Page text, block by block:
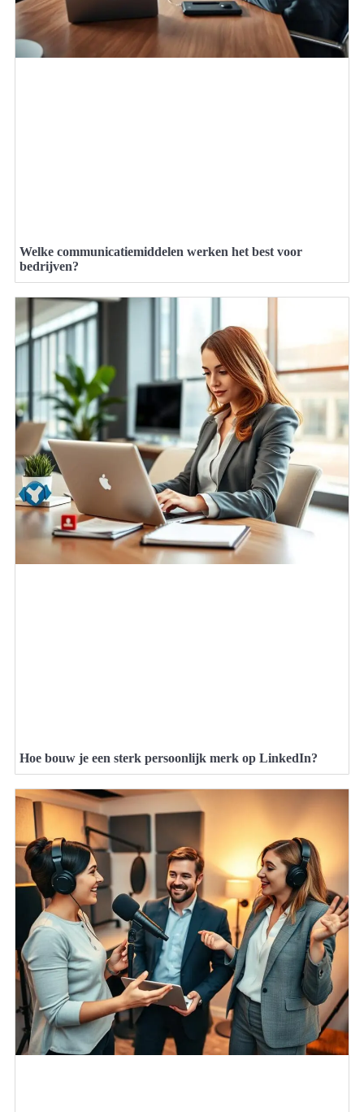
Welke communicatiemiddelen werken het best voor
bedrijven?
Hoe bouw je een sterk persoonlijk merk op LinkedIn?